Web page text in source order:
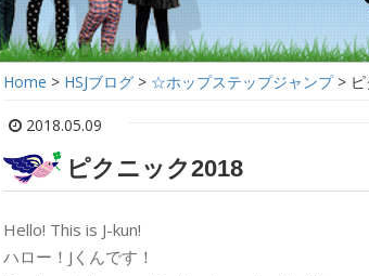
Home > HSJブログ> ☆ホップステップジャンプ>
2018.05.09
ピクニック2018
Hello! This is J-kun!
ハロー！Jくんです！